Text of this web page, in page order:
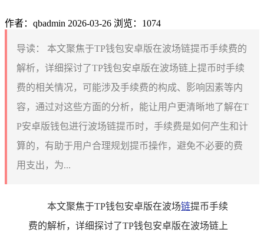
作者：qbadmin 2026-03-26 浏览：1074
导读：
本文聚焦于TP钱包安卓版在波场链提币手续费的
解析，详细探讨了TP钱包安卓版在波场链上提币时手续
费的相关情况，可能涉及手续费的构成、影响因素等内
容，通过对这些方面的分析，能让用户更清晰地了解在T
P安卓版钱包进行波场链提币时，手续费是如何产生和计
算的，有助于用户合理规划提币操作，避免不必要的费
用支出，为...
本文聚焦于TP钱包安卓版在波场链提币手续
费的解析，详细探讨了TP钱包安卓版在波场链上